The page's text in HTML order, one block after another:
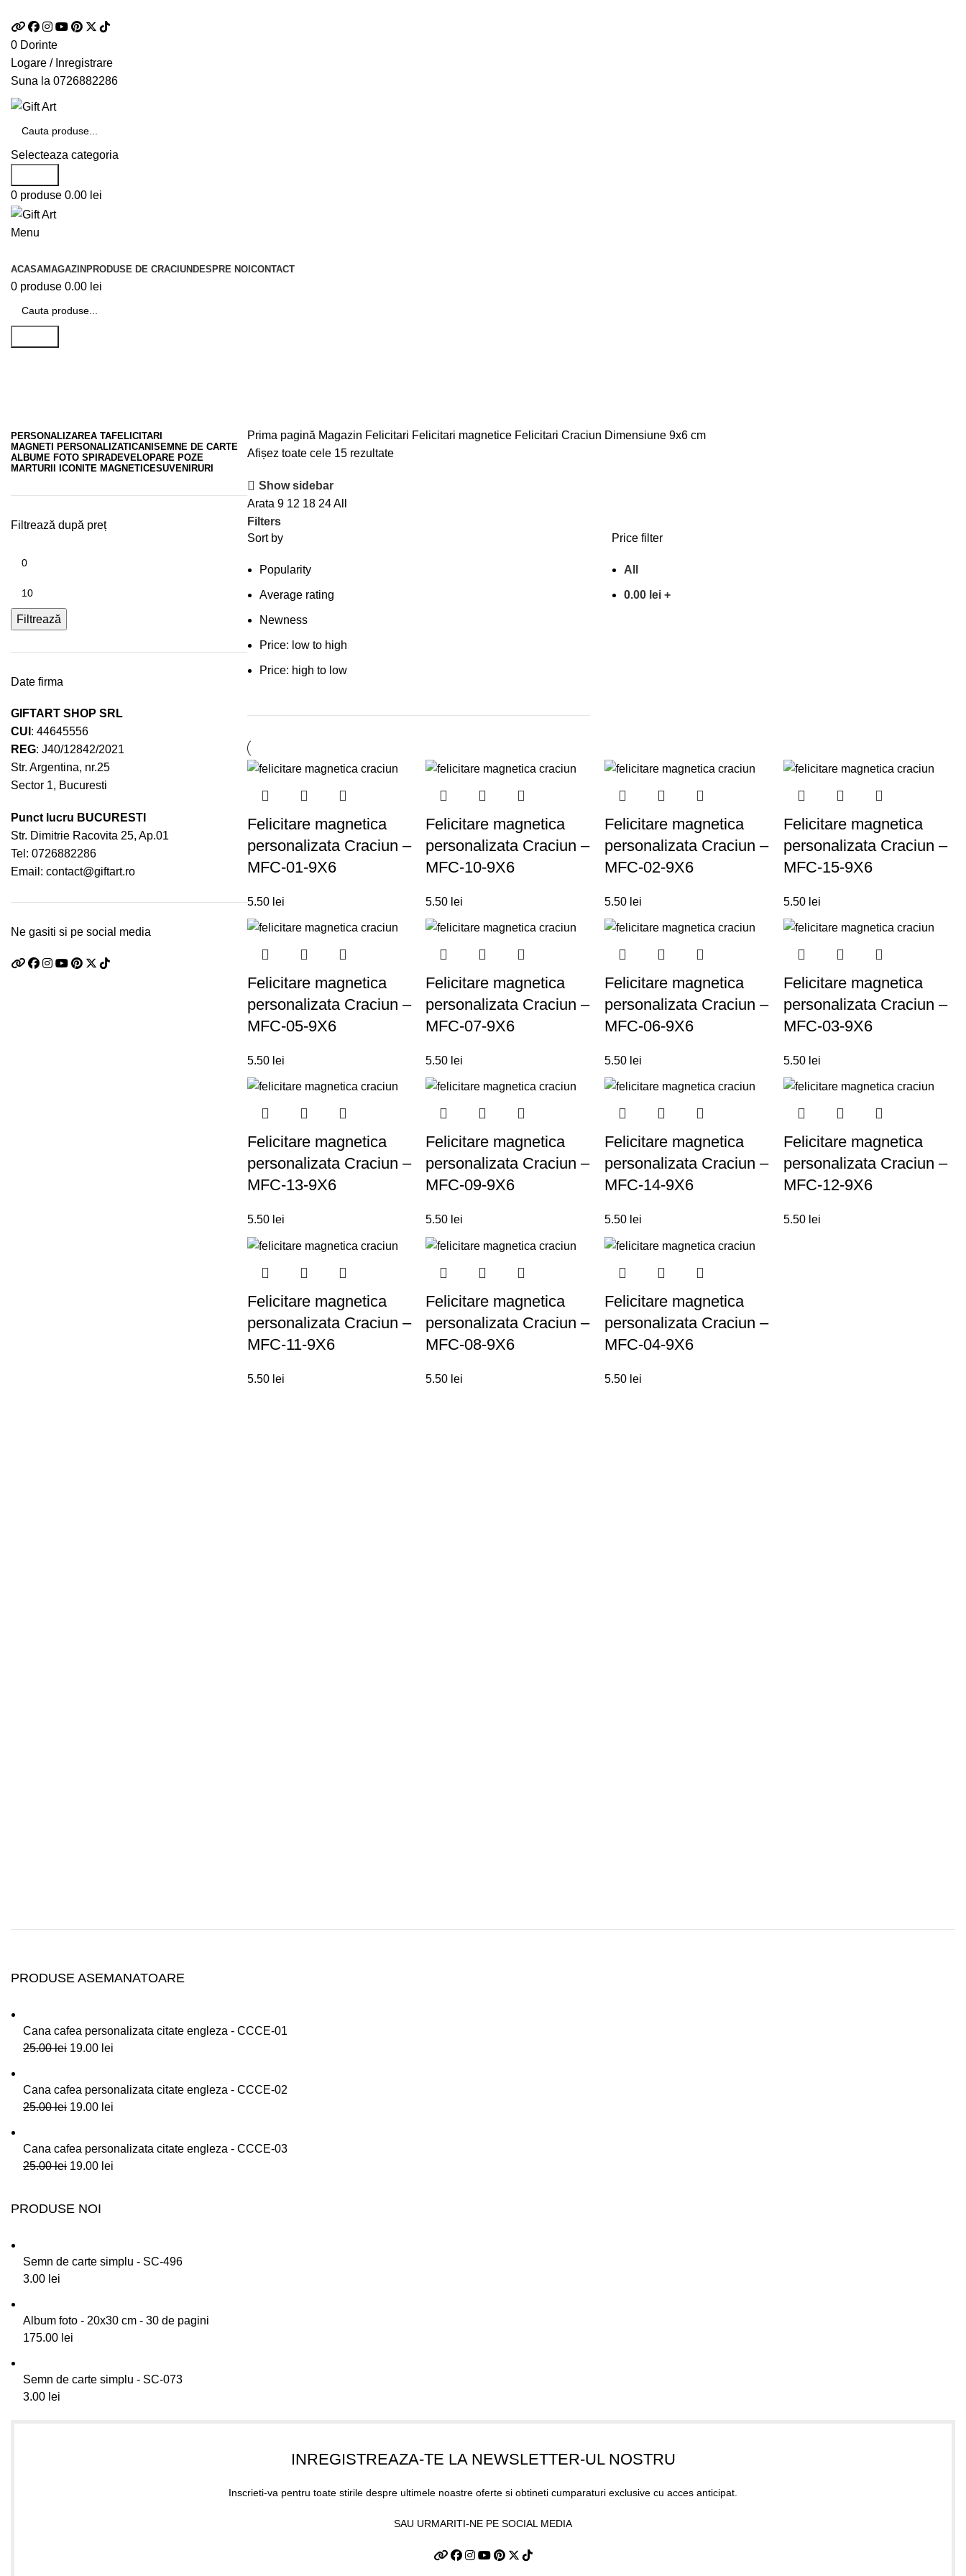
0 Dorinte
Logare / Inregistrare
Suna la 0726882286
Selecteaza categoria
0 produse 0.00 lei
Menu
ACASAMAGAZINPRODUSE DE CRACIUNDESPRE NOICONTACT
0 produse 0.00 lei
PERSONALIZAREA TAFELICITARI
MAGNETI PERSONALIZATICANISEMNE DE CARTE
ALBUME FOTO SPIRADEVELOPARE POZE
MARTURII ICONITE MAGNETICESUVENIRURI
Filtrează după preț
Filtrează
Date firma
GIFTART SHOP SRL
CUI : 44645556
REG: J40/12842/2021
Str. Argentina, nr.25
Sector 1, Bucuresti
Punct lucru BUCURESTI
Str. Dimitrie Racovita 25, Ap.01
Tel: 0726882286
Email: contact@giftart.ro
Ne gasiti si pe social media
Prima pagină Magazin Felicitari Felicitari magnetice Felicitari Craciun Dimensiune 9x6 cm
Afișez toate cele 15 rezultate
Show sidebar
Arata 9 12 18 24All
Filters
Sort by
Popularity
Average rating
Newness
Price: low to high
Price: high to low
Price filter
All
0.00 lei +
Felicitare magnetica
personalizata Craciun –
MFC-01-9X6
5.50 lei
Felicitare magnetica
personalizata Craciun –
MFC-10-9X6
5.50 lei
Felicitare magnetica
personalizata Craciun –
MFC-02-9X6
5.50 lei
Felicitare magnetica
personalizata Craciun –
MFC-15-9X6
5.50 lei
Felicitare magnetica
personalizata Craciun –
MFC-05-9X6
5.50 lei
Felicitare magnetica
personalizata Craciun –
MFC-07-9X6
5.50 lei
Felicitare magnetica
personalizata Craciun –
MFC-06-9X6
5.50 lei
Felicitare magnetica
personalizata Craciun –
MFC-03-9X6
5.50 lei
Felicitare magnetica
personalizata Craciun –
MFC-13-9X6
5.50 lei
Felicitare magnetica
personalizata Craciun –
MFC-09-9X6
5.50 lei
Felicitare magnetica
personalizata Craciun –
MFC-14-9X6
5.50 lei
Felicitare magnetica
personalizata Craciun –
MFC-12-9X6
5.50 lei
Felicitare magnetica
personalizata Craciun –
MFC-11-9X6
5.50 lei
Felicitare magnetica
personalizata Craciun –
MFC-08-9X6
5.50 lei
Felicitare magnetica
personalizata Craciun –
MFC-04-9X6
5.50 lei
PRODUSE ASEMANATOARE
Cana cafea personalizata citate engleza - CCCE-01
25.00lei 19.00 lei
Cana cafea personalizata citate engleza - CCCE-02
25.00lei 19.00 lei
Cana cafea personalizata citate engleza - CCCE-03
25.00lei 19.00 lei
PRODUSE NOI
Semn de carte simplu - SC-496
3.00 lei
Album foto - 20x30 cm - 30 de pagini
175.00 lei
Semn de carte simplu - SC-073
3.00 lei
INREGISTREAZA-TE LA NEWSLETTER-UL NOSTRU
Inscrieti-va pentru toate stirile despre ultimele noastre oferte si obtineti cumparaturi exclusive cu acces anticipat.
SAU URMARITI-NE PE SOCIAL MEDIA